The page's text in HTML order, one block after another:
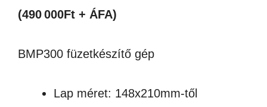
(490 000Ft + ÁFA)
BMP300 füzetkészítő gép
Lap méret: 148x210mm-től